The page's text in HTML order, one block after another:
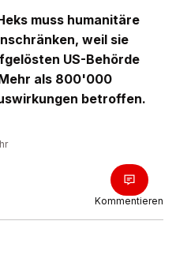
muss humanitäre
weil sie
US-Behörde
als 800'000
betroffen.
Kommentieren